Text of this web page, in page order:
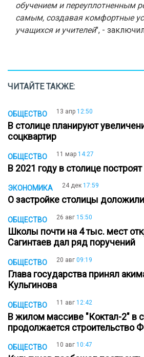
обучением и переуплотненным
самым, создавая комфортные
учащихся и учителей", -
ЧИТАЙТЕ ТАКЖЕ:
ОБЩЕСТВО 13 апр 12:50
В столице планируют
соцквартир
ОБЩЕСТВО 11 мар 14:27
В 2021 году в столице
ЭКОНОМИКА 24 дек 17:59
О застройке столицы
ОБЩЕСТВО 26 авг 15:50
Школы почти на 4 тыс. мест
Сагинтаев дал ряд поручений
ОБЩЕСТВО 20 авг 09:19
Глава государства принял
Кульгинова
ОБЩЕСТВО 11 авг 12:42
В жилом массиве "Коктал-2" в
продолжается строительство
ОБЩЕСТВО 10 авг 10:47